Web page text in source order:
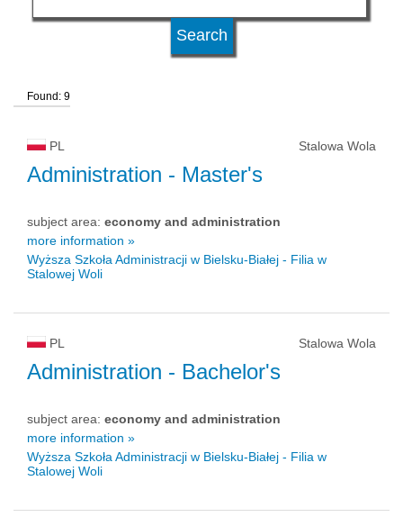
kind of studies
university type
university status
Found: 9
PL Stalowa Wola
Administration - Master's
subject area: economy and administration
more information »
Wyższa Szkoła Administracji w Bielsku-Białej - Filia w
Stalowej Woli
PL Stalowa Wola
Administration - Bachelor's
subject area: economy and administration
more information »
Wyższa Szkoła Administracji w Bielsku-Białej - Filia w
Stalowej Woli